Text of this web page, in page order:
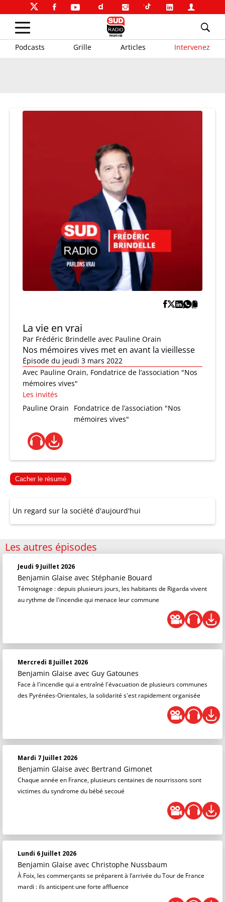
Podcasts Grille Articles Intervenez
La vie en vrai
Par Frédéric Brindelle avec Pauline Orain
Nos mémoires vives met en avant la vieillesse
Épisode du jeudi 3 mars 2022
Avec Pauline Orain, Fondatrice de l’association "Nos
mémoires vives"
Les invités
Pauline Orain
Fondatrice de l’association "Nos
mémoires vives"
Cacher le résumé
Un regard sur la société d'aujourd'hui
Les autres épisodes
Jeudi 9 Juillet 2026
Benjamin Glaise avec Stéphanie Bouard
Témoignage : depuis plusieurs jours, les habitants de Rigarda vivent
au rythme de l'incendie qui menace leur commune
Mercredi 8 Juillet 2026
Benjamin Glaise avec Guy Gatounes
Face à l'incendie qui a entraîné l'évacuation de plusieurs communes
des Pyrénées-Orientales, la solidarité s'est rapidement organisée
Mardi 7 Juillet 2026
Benjamin Glaise avec Bertrand Gimonet
Chaque année en France, plusieurs centaines de nourrissons sont
victimes du syndrome du bébé secoué
Lundi 6 Juillet 2026
Benjamin Glaise avec Christophe Nussbaum
À Foix, les commerçants se préparent à l’arrivée du Tour de France
mardi : ils anticipent une forte affluence